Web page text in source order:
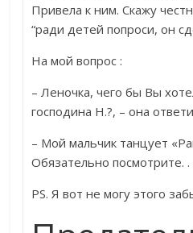
Привела к ним. Скажу
“ради детей попроси, он
На мой вопрос :
– Леночка, чего бы Вы
господина Н.?, – она
– Мой мальчик танцует
Обязательно посмотрите. .
PS. Я вот не могу этого